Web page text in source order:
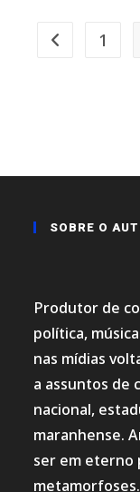
Ir para a1
SOBRE O
Produtor de
política,
nas mídias
a assuntos de
nacional,
maranhense.
ser em eterno
metamorfoses.